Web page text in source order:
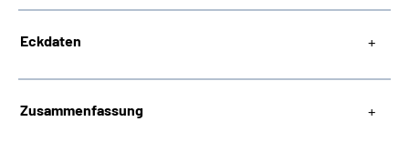
Eckdaten
Zusammenfassung